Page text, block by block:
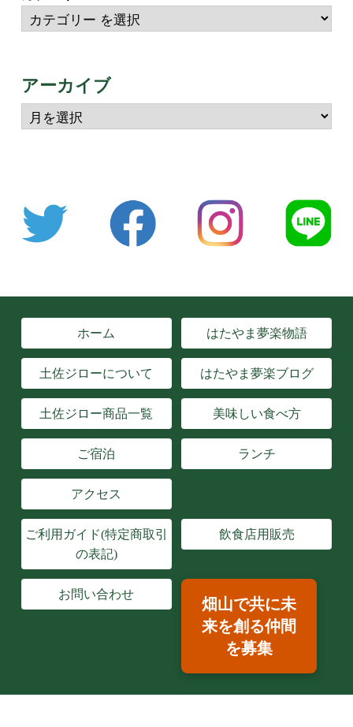
アーカイブ
ホーム はたやま夢楽物語
土佐ジローについて はたやま夢楽ブログ
土佐ジロー商品一覧 美味しい食べ方
ご宿泊 ランチ
アクセス
ご利用ガイド(特定商取引
の表記)
飲食店用販売
お問い合わせ
畑山で共に未
来を創る仲間
を募集